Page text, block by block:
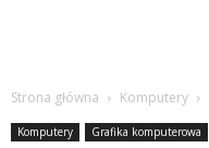
Strona główna Komputery
Komputery Grafika komputerowa